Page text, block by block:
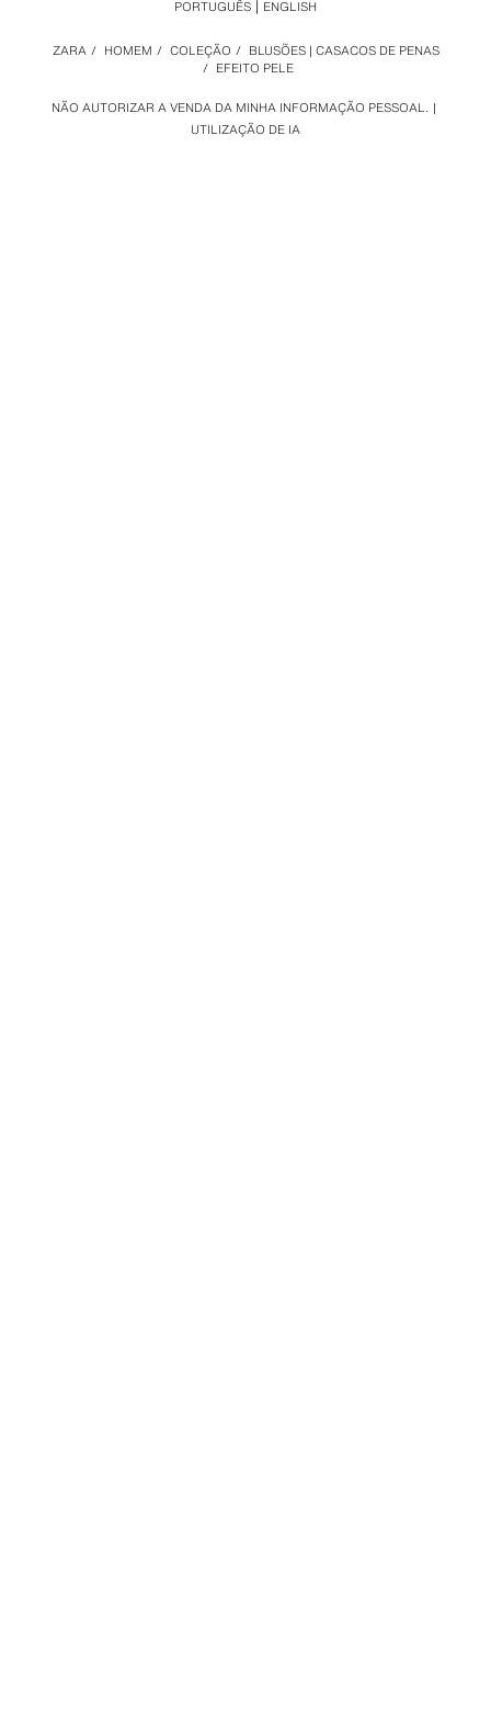
NÃO AUTORIZAR A VENDA DA MINHA INFORMAÇÃO PESSOAL.
UTILIZAÇÃO DE IA
ZARA / HOMEM / COLEÇÃO / BLUSÕES | CASACOS DE PENAS
/ EFEITO PELE
PORTUGUÊS ENGLISH